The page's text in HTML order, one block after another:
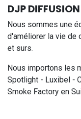
DJP
Nous sommes une
d'améliorer la vie de
et surs.
Nous importons les
Spotlight - Luxibel -
Smoke Factory en